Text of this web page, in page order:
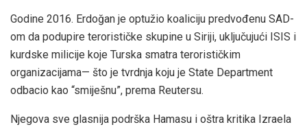
Godine 2016. Erdoğan je optužio koaliciju predvođenu SAD-
om da podupire terorističke skupine u Siriji, uključujući ISIS i
kurdske milicije koje Turska smatra terorističkim
organizacijama— što je tvrdnja koju je State Department
odbacio kao “smiješnu”, prema Reutersu.
Njegova sve glasnija podrška Hamasu i oštra kritika Izraela